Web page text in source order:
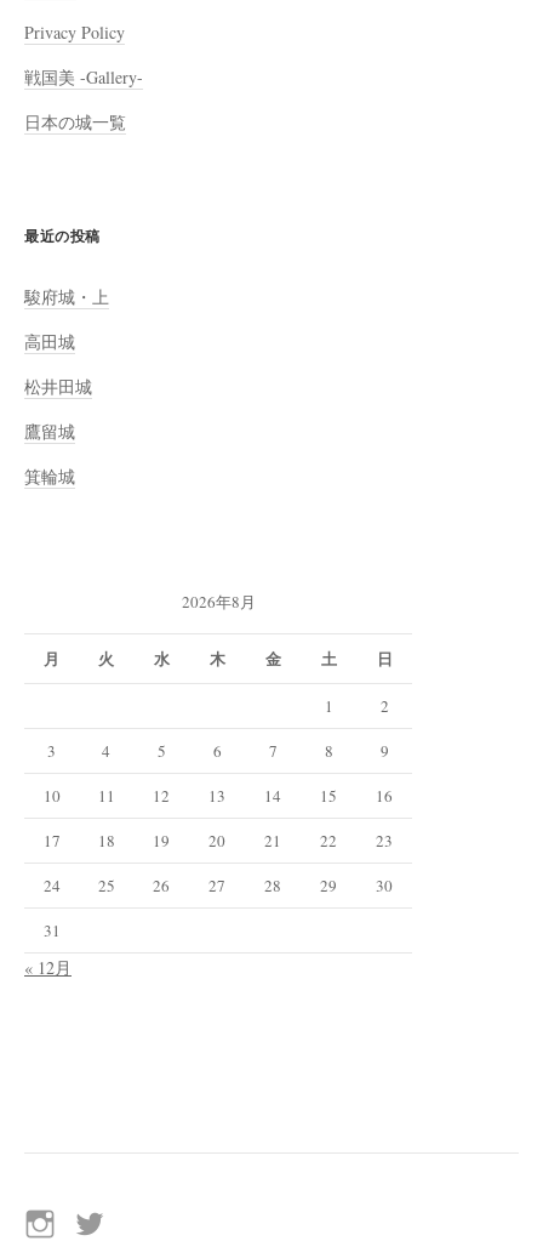
Privacy Policy
戦国美 -Gallery-
日本の城一覧
最近の投稿
駿府城・上
高田城
松井田城
鷹留城
箕輪城
2026年8月
月 火 水 木 金 土 日
1 2
3 4 5 6 7 8 9
10 11 12 13 14 15 16
17 18 19 20 21 22 23
24 25 26 27 28 29 30
31
« 12月